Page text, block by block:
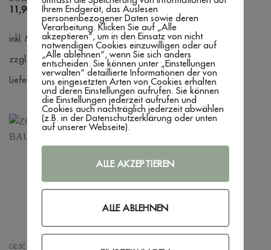
11,90
–24,90€
inkl. MwSt.
zzgl. Versandkosten
Lieferzeit:3 - 7 Werktage
ZOLLSTOCK‘
11,90€–24,90
inkl. MwSt.
zzgl. Versandkosten
Lieferzeit:3 - 7 Werktage
GESCHENKIDEEN
Ihrem Endgerät, das Auslesen
personenbezogener Daten sowie deren
Verarbeitung. Klicken Sie auf „Alle
akzeptieren“, um in den Einsatz von nicht
notwendigen Cookies einzuwilligen oder auf
„Alle ablehnen“, wenn Sie sich anders
entscheiden. Sie können unter „Einstellungen
verwalten“ detaillierte Informationen der von
uns eingesetzten Arten von Cookies erhalten
und deren Einstellungen aufrufen. Sie können
die Einstellungen jederzeit aufrufen und
Cookies auch nachträglich jederzeit abwählen
(z.B. in der Datenschutzerklärung oder unten
auf unserer Webseite).
ALLE AKZEPTIEREN
ALLE ABLEHNEN